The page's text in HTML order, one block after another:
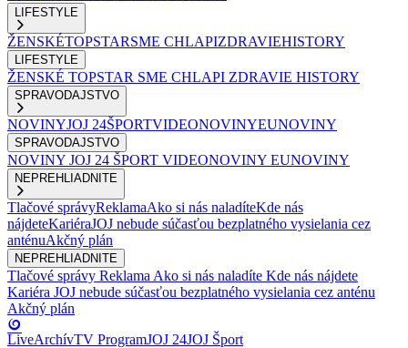
LIFESTYLE
ŽENSKÉTOPSTARSME CHLAPIZDRAVIEHISTORY
LIFESTYLE
ŽENSKÉ TOPSTAR SME CHLAPI ZDRAVIE HISTORY
SPRAVODAJSTVO
NOVINYJOJ 24ŠPORTVIDEONOVINYEUNOVINY
SPRAVODAJSTVO
NOVINY JOJ 24 ŠPORT VIDEONOVINY EUNOVINY
NEPREHLIADNITE
Tlačové správyReklamaAko si nás naladíteKde nás
nájdeteKariéraJOJ nebude súčasťou bezplatného vysielania cez
anténuAkčný plán
NEPREHLIADNITE
Tlačové správy Reklama Ako si nás naladíte Kde nás nájdete
Kariéra JOJ nebude súčasťou bezplatného vysielania cez anténu
Akčný plán
LiveArchívTV ProgramJOJ 24JOJ Šport